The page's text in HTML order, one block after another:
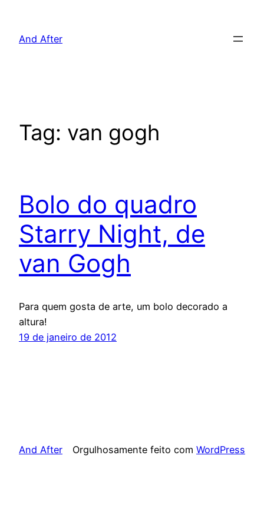
And After
Tag: van gogh
Bolo do quadro
Starry Night, de
van Gogh
Para quem gosta de arte, um bolo decorado a
altura!
19 de janeiro de 2012
And After Orgulhosamente feito com WordPress